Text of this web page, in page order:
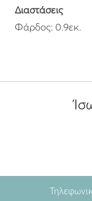
Διαστάσεις
Φάρδος: 0.9εκ.